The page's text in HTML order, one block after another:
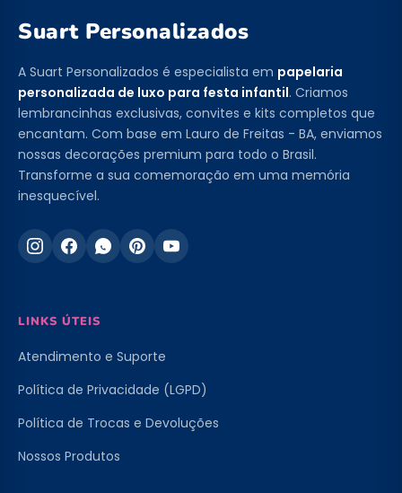
Suart Personalizados
A Suart Personalizados é especialista em papelaria
personalizada de luxo para festa infantil. Criamos
lembrancinhas exclusivas, convites e kits completos que
encantam. Com base em Lauro de Freitas - BA, enviamos
nossas decorações premium para todo o Brasil.
Transforme a sua comemoração em uma memória
inesquecível.
LINKS ÚTEIS
Atendimento e Suporte
Política de Privacidade (LGPD)
Política de Trocas e Devoluções
Nossos Produtos